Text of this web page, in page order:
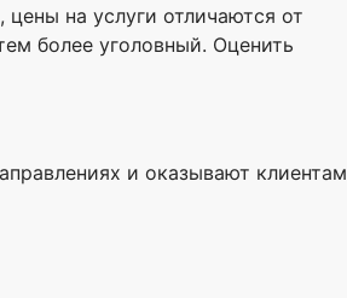
на услуги отличаются от
более уголовный. Оценить
и оказывают клиентам